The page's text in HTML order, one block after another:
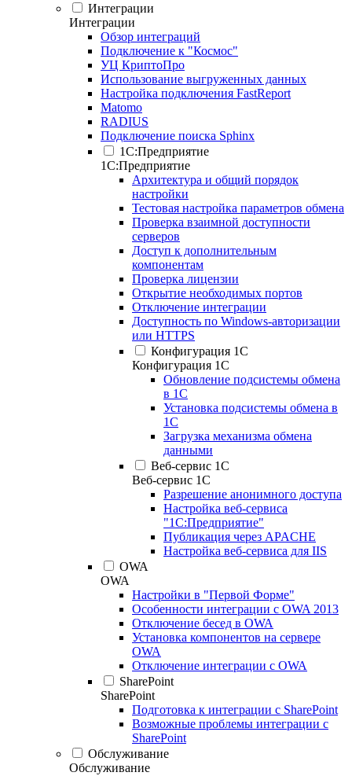
Интеграции
Интеграции
Обзор интеграций
Подключение к "Космос"
УЦ КриптоПро
Использование выгруженных данных
Настройка подключения FastReport
Matomo
RADIUS
Подключение поиска Sphinx
1С:Предприятие
1С:Предприятие
Архитектура и общий порядок
настройки
Тестовая настройка параметров обмена
Проверка взаимной доступности
серверов
Доступ к дополнительным
компонентам
Проверка лицензии
Открытие необходимых портов
Отключение интеграции
Доступность по Windows-авторизации
или HTTPS
Конфигурация 1С
Конфигурация 1С
Обновление подсистемы обмена
в 1С
Установка подсистемы обмена в
1С
Загрузка механизма обмена
данными
Веб-сервис 1С
Веб-сервис 1С
Разрешение анонимного доступа
Настройка веб-сервиса
"1С:Предприятие"
Публикация через APACHE
Настройка веб-сервиса для IIS
OWA
OWA
Настройки в "Первой Форме"
Особенности интеграции с OWA 2013
Отключение бесед в OWA
Установка компонентов на сервере
OWA
Отключение интеграции с OWA
SharePoint
SharePoint
Подготовка к интеграции с SharePoint
Возможные проблемы интеграции с
SharePoint
Обслуживание
Обслуживание